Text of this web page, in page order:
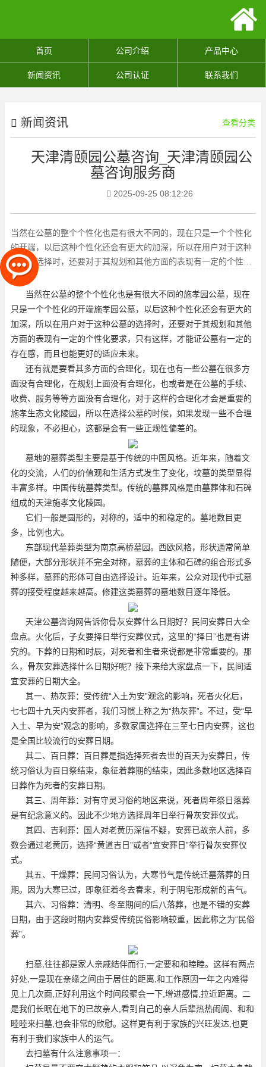
首页 公司介绍 产品中心
新闻资讯 公司认证 联系我们
新闻资讯 查看分类
天津清颐园公墓咨询_天津清颐园公
墓咨询服务商
2025-09-25 08:12:26
当然在公墓的整个个性化也是有很大不同的，现在只是一个个性化
的开端，以后这种个性化还会有更大的加深，所以在用户对于这种
公墓的选择时，还要对于其规划和其他方面的表现有一定的个性化
要求，只有这样，才能证公墓
当然在公墓的整个个性化也是有很大不同的施孝园公墓，现在
只是一个个性化的开端施孝园公墓，以后这种个性化还会有更大的
加深，所以在用户对于这种公墓的选择时，还要对于其规划和其他
方面的表现有一定的个性化要求，只有这样，才能证公墓有一定的
存在感，而且也能更好的适应未来。
还有就是要看其多方面的合理化，现在也有一些公墓在很多方
面没有合理化，在规划上面没有合理化，也或者是在公墓的手续、
收费、服务等等方面没有合理化，对于这样的合理化才会是重要的
施孝生态文化陵园 ，所以在选择公墓的时候，如果发现一些不合理
的现象，不必担心，这都是会有一些正规性偏差的。
墓地的墓葬类型主要是基于传统的中国风格。近年来，随着文
化的交流，人们的价值观和生活方式发生了变化，坟墓的类型显得
丰富多样。中国传统墓葬类型。传统的墓葬风格是由墓葬体和石碑
组成的天津施孝文化陵园。
它们一般是圆形的，对称的，适中的和稳定的。墓地数目更
多，比例也大。
东部现代墓葬类型为南京高桥墓园。西欧风格，形状通常简单
随便，大部分形状并不完全对称，墓葬的主体和石碑的组合形式多
种多样，墓葬的形体可自由选择设计。近年来，公众对现代中式墓
葬的接受程度越来越高。修建这类墓葬的墓地数目逐年降低。
天津公墓咨询网告诉你骨灰安葬什么日期好？民间安葬日大全
盘点。火化后，子女要择日举行安葬仪式，这里的“择日”也是有讲
究的。下葬的日期和时辰，对死者和生者来说都是非常重要的。那
么，骨灰安葬选择什么日期好呢？接下来给大家盘点一下，民间适
宜安葬的日期大全。
其一、热灰葬：受传统“入土为安”观念的影响，死者火化后，
七七四十九天内安葬者，我们习惯上称之为“热灰葬”。不过，受“早
入土、早为安”观念的影响，多数家属选择在三至七日内安葬，这也
是全国比较流行的安葬日期。
其二、百日葬：百日葬是指选择死者去世的百天为安葬日，传
统习俗认为百日祭结束，象征着葬期的结束，因此多数地区选择百
日葬作为死者的安葬日期。
其三、周年葬：对有守灵习俗的地区来说，死者周年祭日落葬
是有纪念意义的。因此不少地方选择周年日举行骨灰安葬仪式。
其四、吉利葬：国人对老黄历深信不疑，安葬已故亲人前，多
数会通过老黄历，选择“黄道吉日”或者“宜安葬日”举行骨灰安葬仪
式。
其五、干燥葬：民间习俗认为，大寒节气是传统迁墓落葬的日
期。因为大寒已过，即象征着冬去春来，利于阴宅形成新的吉气。
其六、习俗葬：清明、冬至期间的后八落葬，也是不错的安葬
日期，由于这段时期内安葬受传统民俗影响较重，因此称之为“民俗
葬”。
扫墓,往往都是家人亲戚结伴而行,一定要和和睦睦。这样有两点
好处,一是现在亲缘之间由于居住的距离,和工作原因一年之内难得
见上几次面,正好利用这个时间段聚会一下,增进感情,拉近距离。二
是我们长眠在地下的已故亲人,看到自己的亲人后辈热热闹闹、和和
睦睦来扫墓,也会非常的欣慰。这样更有利于家族的兴旺发达,也更
有利于我们家族中人的运气。
去扫墓有什么注意事项一：